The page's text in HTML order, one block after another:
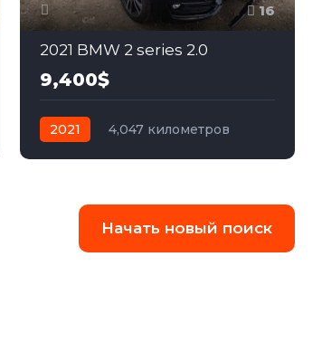
16
2021 BMW 2 series 2.0
9,400$
2021
4,047 километров
Начать новый поиск